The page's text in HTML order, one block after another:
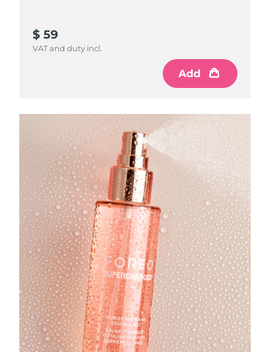
$ 59
VAT and duty incl.
Add